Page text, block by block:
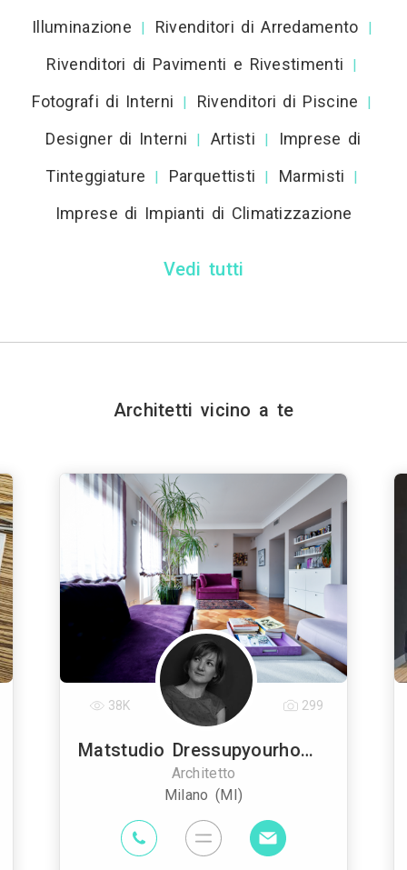
Illuminazione
| Rivenditori di Arredamento |
Rivenditori di Pavimenti e Rivestimenti |
Fotografi di Interni | Rivenditori di Piscine |
Designer di Interni | Artisti |
Imprese di
Tinteggiature
| Parquettisti | Marmisti |
Imprese di Impianti di Climatizzazione
Vedi tutti
Architetti vicino a te
Matstudio Dressupyourhome By Matstudio
Architetto
Milano (MI)
38K 299